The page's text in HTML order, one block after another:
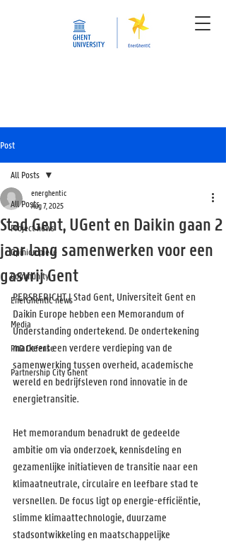
Post
All Posts
Project news
Opinion piece
Community
EnerGhentIC news
Media
PhD Defense
Partnership City Ghent
All Posts
Stad Gent, UGent en Daikin gaan 2
jaar lang samenwerken voor een
gasvrij Gent
energhentic
Aug 7, 2025
PERSBERICHT | Stad Gent, Universiteit Gent en
Daikin Europe hebben een Memorandum of
Understanding ondertekend. De ondertekening
markeert een verdere verdieping van de
samenwerking tussen overheid, academische
wereld en bedrijfsleven rond innovatie in de
energietransitie.
Het memorandum benadrukt de gedeelde
ambitie om via onderzoek, kennisdeling en
gezamenlijke initiatieven de transitie naar een
klimaatneutrale, circulaire en leefbare stad te
versnellen. De focus ligt op energie-efficiëntie,
slimme klimaattechnologie, duurzame
stadsontwikkeling en maatschappelijke